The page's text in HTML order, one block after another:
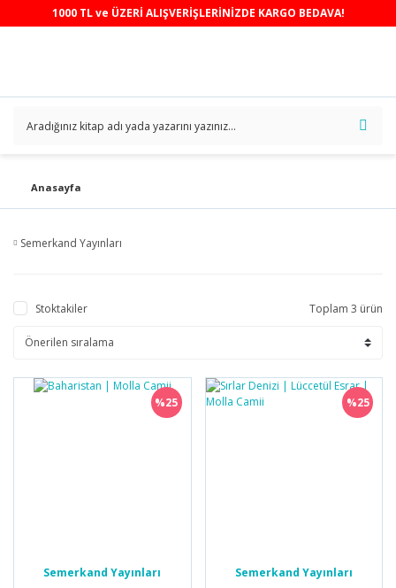
1000 TL ve ÜZERİ ALIŞVERİŞLERİNİZDE KARGO BEDAVA!
Anasayfa
Semerkand Yayınları
Stoktakiler Toplam 3 ürün
%25
Semerkand Yayınları
%25
Semerkand Yayınları